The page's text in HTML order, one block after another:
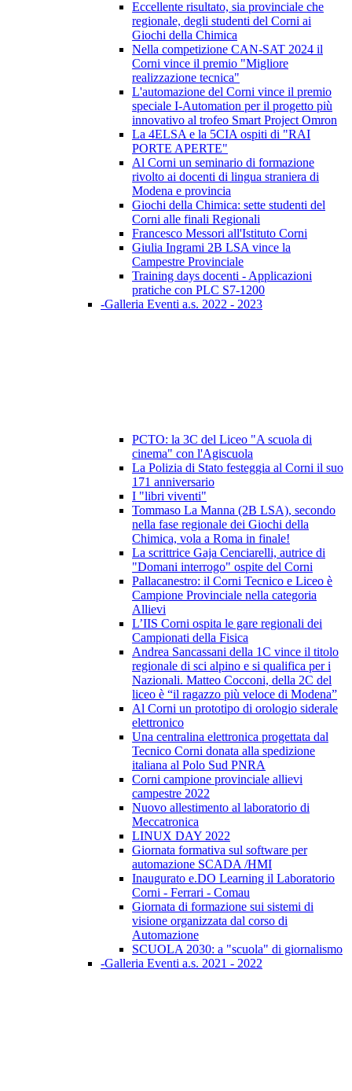
Eccellente risultato, sia provinciale che
regionale, degli studenti del Corni ai
Giochi della Chimica
Nella competizione CAN-SAT 2024 il
Corni vince il premio "Migliore
realizzazione tecnica"
L'automazione del Corni vince il premio
speciale I-Automation per il progetto più
innovativo al trofeo Smart Project Omron
La 4ELSA e la 5CIA ospiti di "RAI
PORTE APERTE"
Al Corni un seminario di formazione
rivolto ai docenti di lingua straniera di
Modena e provincia
Giochi della Chimica: sette studenti del
Corni alle finali Regionali
Francesco Messori all'Istituto Corni
Giulia Ingrami 2B LSA vince la
Campestre Provinciale
Training days docenti - Applicazioni
pratiche con PLC S7-1200
-Galleria Eventi a.s. 2022 - 2023
PCTO: la 3C del Liceo "A scuola di
cinema" con l'Agiscuola
La Polizia di Stato festeggia al Corni il suo
171 anniversario
I "libri viventi"
Tommaso La Manna (2B LSA), secondo
nella fase regionale dei Giochi della
Chimica, vola a Roma in finale!
La scrittrice Gaja Cenciarelli, autrice di
"Domani interrogo" ospite del Corni
Pallacanestro: il Corni Tecnico e Liceo è
Campione Provinciale nella categoria
Allievi
L’IIS Corni ospita le gare regionali dei
Campionati della Fisica
Andrea Sancassani della 1C vince il titolo
regionale di sci alpino e si qualifica per i
Nazionali. Matteo Cocconi, della 2C del
liceo è “il ragazzo più veloce di Modena”
Al Corni un prototipo di orologio siderale
elettronico
Una centralina elettronica progettata dal
Tecnico Corni donata alla spedizione
italiana al Polo Sud PNRA
Corni campione provinciale allievi
campestre 2022
Nuovo allestimento al laboratorio di
Meccatronica
LINUX DAY 2022
Giornata formativa sul software per
automazione SCADA /HMI
Inaugurato e.DO Learning il Laboratorio
Corni - Ferrari - Comau
Giornata di formazione sui sistemi di
visione organizzata dal corso di
Automazione
SCUOLA 2030: a "scuola" di giornalismo
-Galleria Eventi a.s. 2021 - 2022